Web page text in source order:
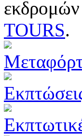
εκδρομών
TOURS.